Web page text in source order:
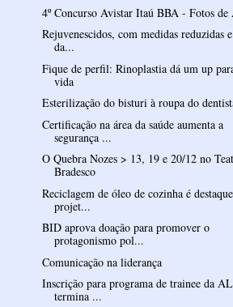
4º Concurso Avistar Itaú BBA - Fotos de
Rejuvenescidos, com medidas reduzidas
da...
Fique de perfil: Rinoplastia dá um up
vida
Esterilização do bisturi à roupa do
Certificação na área da saúde aumenta a
segurança ...
O Quebra Nozes > 13, 19 e 20/12 no
Bradesco
Reciclagem de óleo de cozinha é
projet...
BID aprova doação para promover o
protagonismo pol...
Comunicação na liderança
Inscrição para programa de trainee da
termina ...